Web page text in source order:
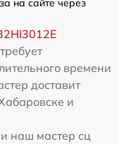
времени
доставит
и
наш мастер сц